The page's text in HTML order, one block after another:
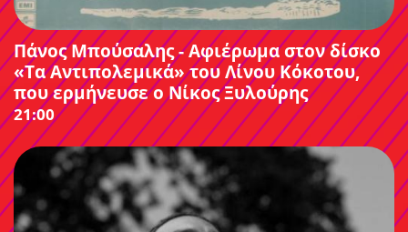
Πάνος Μπούσαλης - Αφιέρωμα στον δίσκο
«Τα Αντιπολεμικά» του Λίνου Κόκοτου,
που ερμήνευσε ο Νίκος Ξυλούρης
21:00